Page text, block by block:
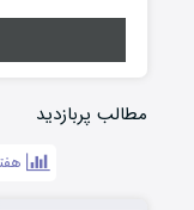
مطالب پربازدید